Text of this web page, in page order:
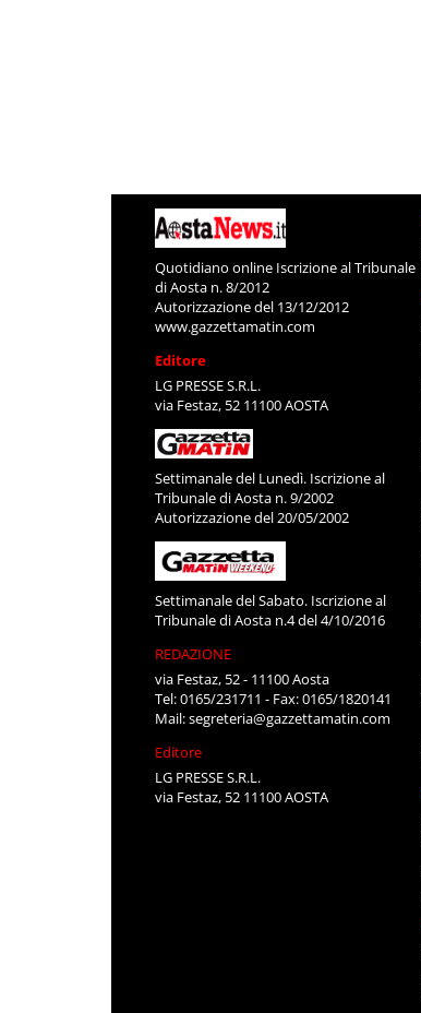
Quotidiano online Iscrizione al Tribunale
di Aosta n. 8/2012
Autorizzazione del 13/12/2012
www.gazzettamatin.com
Editore
LG PRESSE S.R.L.
via Festaz, 52 11100 AOSTA
Settimanale del Lunedì. Iscrizione al
Tribunale di Aosta n. 9/2002
Autorizzazione del 20/05/2002
Settimanale del Sabato. Iscrizione al
Tribunale di Aosta n.4 del 4/10/2016
REDAZIONE
via Festaz, 52 - 11100 Aosta
Tel: 0165/231711 - Fax: 0165/1820141
Mail:segreteria@gazzettamatin.com
Editore
LG PRESSE S.R.L.
via Festaz, 52 11100 AOSTA